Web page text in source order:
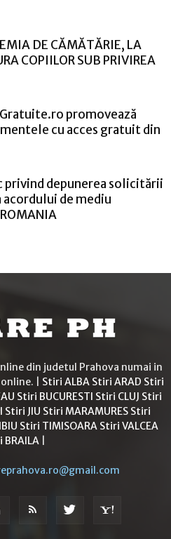
DE CĂMĂTĂRIE, LA
COPIILOR SUB PRIVIREA
promovează
cu acces gratuit din
privind depunerea solicitării
acordului de mediu
din judetul Prahova numai in
| Stiri ALBA Stiri ARAD Stiri
Stiri BUCURESTI Stiri CLUJ Stiri
Stiri JIU Stiri MARAMURES Stiri
Stiri TIMISOARA Stiri VALCEA
BRAILA